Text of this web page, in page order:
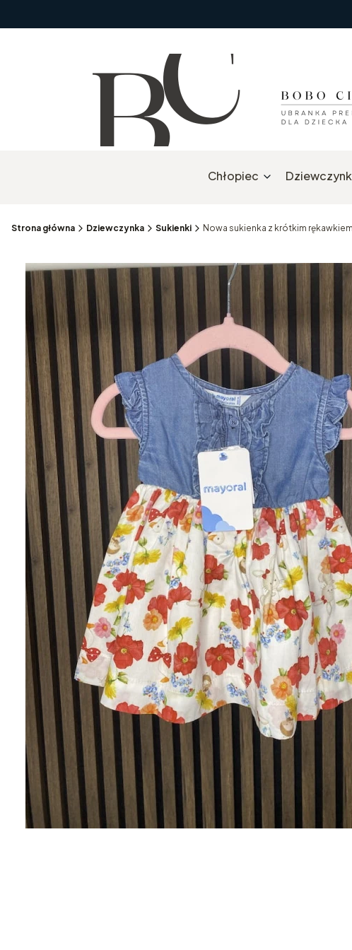
Chłopiec
Strona główna Dziewczynka Sukienki Nowa sukienka z krótkim rękawkiem